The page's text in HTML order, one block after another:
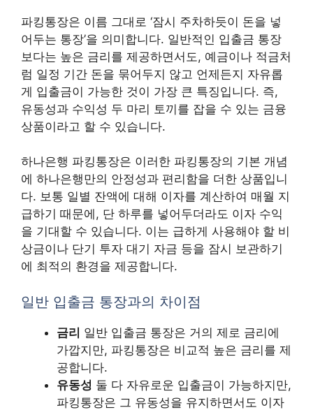
파킹통장은 이름 그대로 ‘잠시 주차하듯이 돈을 넣
어두는 통장’을 의미합니다. 일반적인 입출금 통장
보다는 높은 금리를 제공하면서도, 예금이나 적금처
럼 일정 기간 돈을 묶어두지 않고 언제든지 자유롭
게 입출금이 가능한 것이 가장 큰 특징입니다. 즉,
유동성과 수익성 두 마리 토끼를 잡을 수 있는 금융
상품이라고 할 수 있습니다.
하나은행 파킹통장은 이러한 파킹통장의 기본 개념
에 하나은행만의 안정성과 편리함을 더한 상품입니
다. 보통 일별 잔액에 대해 이자를 계산하여 매월 지
급하기 때문에, 단 하루를 넣어두더라도 이자 수익
을 기대할 수 있습니다. 이는 급하게 사용해야 할 비
상금이나 단기 투자 대기 자금 등을 잠시 보관하기
에 최적의 환경을 제공합니다.
일반 입출금 통장과의 차이점
금리 일반 입출금 통장은 거의 제로 금리에
가깝지만, 파킹통장은 비교적 높은 금리를 제
공합니다.
유동성 둘 다 자유로운 입출금이 가능하지만,
파킹통장은 그 유동성을 유지하면서도 이자